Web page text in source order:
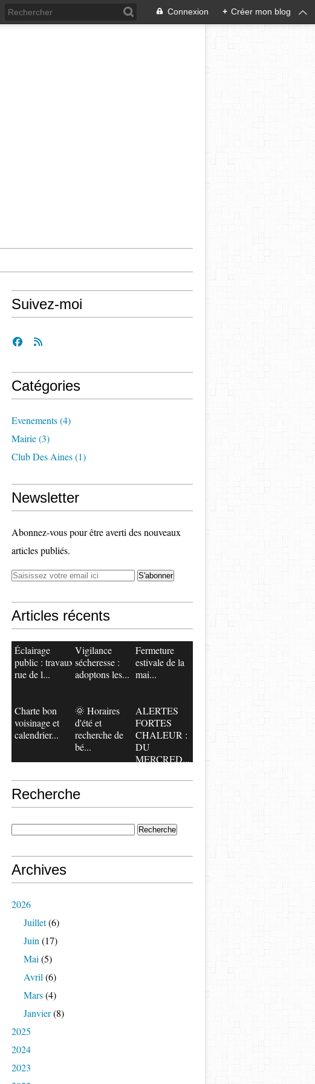
Connexion + Créer mon blog
Suivez-moi
Catégories
Evenements(4)
Mairie(3)
Club Des Aines(1)
Newsletter
Abonnez-vous pour être averti des nouveaux
articles publiés.
Articles récents
Éclairage
public : travaux
rue de l...
Vigilance
sécheresse :
adoptons les...
​​​​​​​Fermeture
estivale de la
mai...
Charte bon
voisinage et
calendrier...
🌞 Horaires
d'été et
recherche de
bé...
ALERTES
FORTES
CHALEUR :
DU
MERCRED...
Recherche
Archives
2026
Juillet(6)
Juin (17)
Mai (5)
Avril (6)
Mars(4)
Janvier(8)
2025
2024
2023